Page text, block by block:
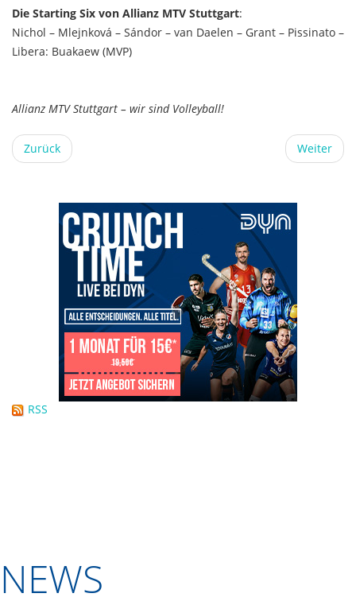
Die Starting Six von Allianz MTV Stuttgart:
Nichol – Mlejnková – Sándor – van Daelen – Grant – Pissinato –
Libera: Buakaew (MVP)
Allianz MTV Stuttgart – wir sind Volleyball!
Zurück Weiter
RSS
NEWS